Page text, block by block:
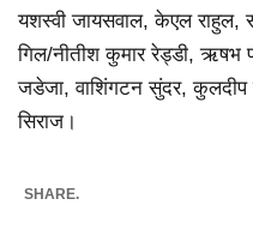
यशस्वी जायसवाल, केएल राहुल,
गिल/नीतीश कुमार रेड्डी, ऋषभ
जडेजा, वाशिंगटन सुंदर, कुलदीप
सिराज।
SHARE.